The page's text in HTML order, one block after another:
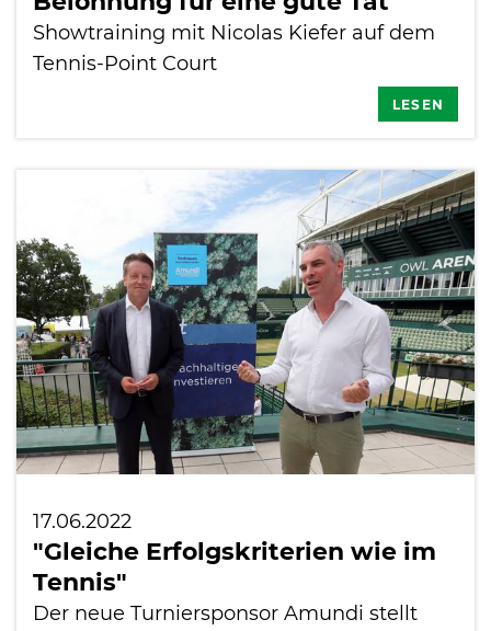
Showtraining mit Nicolas Kiefer auf dem
Tennis-Point Court
LESEN
17.06.2022
"Gleiche Erfolgskriterien wie im
Tennis"
Der neue Turniersponsor Amundi stellt